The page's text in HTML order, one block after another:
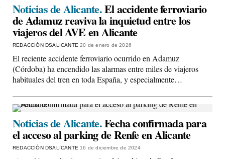
Noticias de Alicante.El accidente ferroviario
de Adamuz reaviva la inquietud entre los
viajeros del AVE en Alicante
REDACCIÓN DSALICANTE20 de enero de 2026
El reciente accidente ferroviario ocurrido en Adamuz
(Córdoba) ha encendido las alarmas entre miles de viajeros
habituales del tren en toda España, y especialmente…
Noticias de Alicante.Fecha confirmada para
el acceso al parking de Renfe en Alicante
REDACCIÓN DSALICANTE16 de diciembre de 2024